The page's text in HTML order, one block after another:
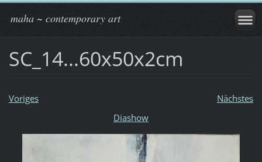
maha ~ contemporary art
SC_14...60x50x2cm
Voriges
Nächstes
Diashow